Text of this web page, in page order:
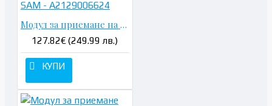
Модул за приемане на сигнали и активиране отпред SAM - A2129006624
127.82€ (249.99 лв.)
КУПИ